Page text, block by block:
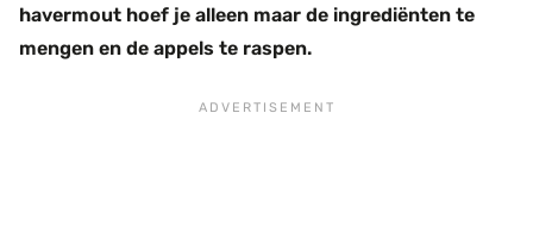
havermout hoef je alleen maar de ingrediënten te
mengen en de appels te raspen.